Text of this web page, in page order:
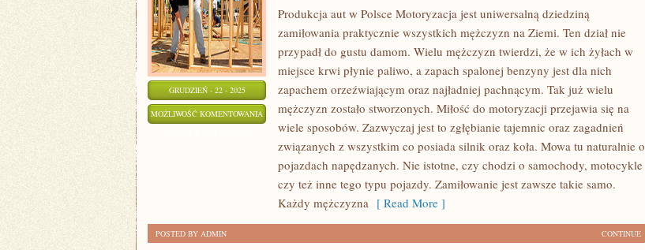
GRUDZIEŃ - 22 - 2025
MOŻLIWOŚĆ KOMENTOWANIA PRODUKCJA
WOZÓW
POLSCE
Produkcja aut w Polsce Motoryzacja jest uniwersalną dziedziną
zamiłowania praktycznie wszystkich mężczyzn na Ziemi. Ten dział nie
przypadł do gustu damom. Wielu mężczyzn twierdzi, że w ich żyłach w
miejsce krwi płynie paliwo, a zapach spalonej benzyny jest dla nich
zapachem orzeźwiającym oraz najładniej pachnącym. Tak już wielu
mężczyzn zostało stworzonych. Miłość do motoryzacji przejawia się na
wiele sposobów. Zazwyczaj jest to zgłębianie tajemnic oraz zagadnień
związanych z wszystkim co posiada silnik oraz koła. Mowa tu naturalnie o
pojazdach napędzanych. Nie istotne, czy chodzi o samochody, motocykle
czy też inne tego typu pojazdy. Zamiłowanie jest zawsze takie samo.
Każdy mężczyzna [ Read More ]
CONTINUE
POSTED BY ADMIN